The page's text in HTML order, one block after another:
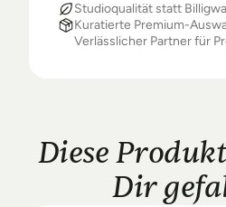
Studioqualität statt
Kuratierte Premium-
Verlässlicher Partner für
Diese
Dir